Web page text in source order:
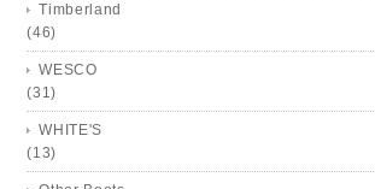
Timberland
(46)
WESCO
(31)
WHITE'S
(13)